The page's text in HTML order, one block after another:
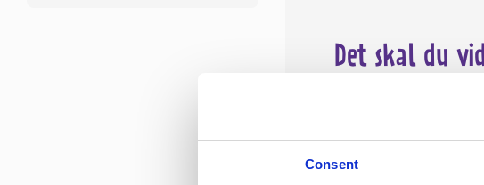
Consent
Det skal du
Hvis du er på udkig
hvid pels, som har et